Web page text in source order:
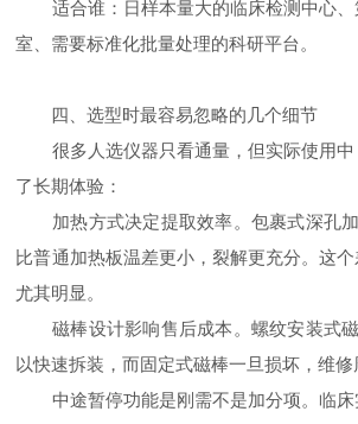
适合谁：日样本量大的临床检测中心、
室、需要标准化批量处理的科研平台。
四、选型时最容易忽略的几个细节
很多人选仪器只看通量，但实际使用中
了长期体验：
加热方式决定提取效率。包裹式深孔加
比普通加热板温差更小，裂解更充分。这
尤其明显。
磁棒设计影响售后成本。螺纹安装式磁
以快速拆装，而固定式磁棒一旦损坏，维修
中途暂停功能是刚需不是加分项。临床